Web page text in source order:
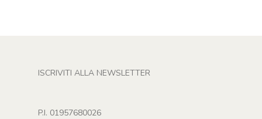
ISCRIVITI ALLA NEWSLETTER
P.I. 01957680026